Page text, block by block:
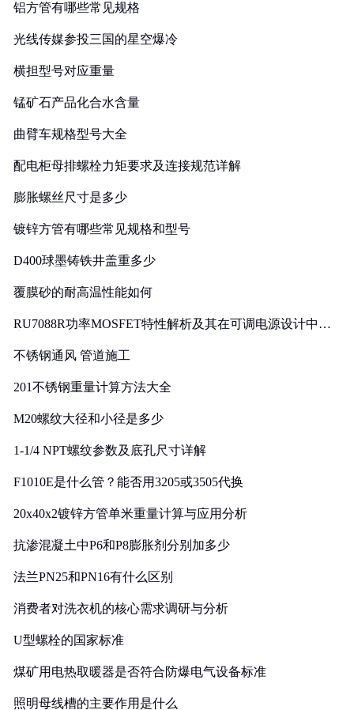
铝方管有哪些常见规格
光线传媒参投三国的星空爆冷
横担型号对应重量
锰矿石产品化合水含量
曲臂车规格型号大全
配电柜母排螺栓力矩要求及连接规范详解
膨胀螺丝尺寸是多少
镀锌方管有哪些常见规格和型号
D400球墨铸铁井盖重多少
覆膜砂的耐高温性能如何
RU7088R功率MOSFET特性解析及其在可调电源设计中的
不锈钢通风 管道施工
201不锈钢重量计算方法大全
M20螺纹大径和小径是多少
1-1/4 NPT螺纹参数及底孔尺寸详解
F1010E是什么管？能否用3205或3505代换
20x40x2镀锌方管单米重量计算与应用分析
抗渗混凝土中P6和P8膨胀剂分别加多少
法兰PN25和PN16有什么区别
消费者对洗衣机的核心需求调研与分析
U型螺栓的国家标准
煤矿用电热取暖器是否符合防爆电气设备标准
照明母线槽的主要作用是什么